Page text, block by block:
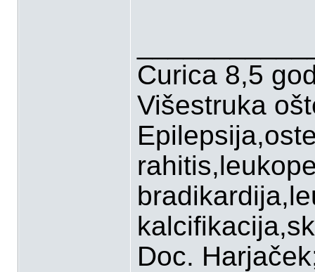
Curica 8,5
Višestruka
Doc.